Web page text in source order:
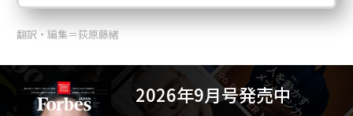
翻訳・編集＝荻原藤緒
2026年9月号発売中